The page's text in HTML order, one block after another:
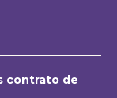
contrato de